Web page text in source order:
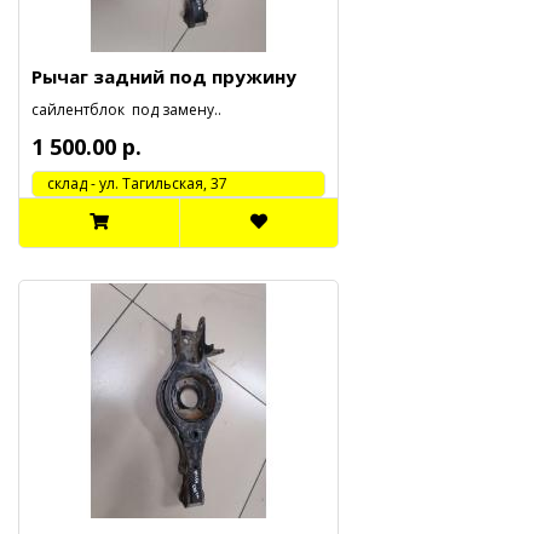
Рычаг задний под пружину
сайлентблок под замену..
1 500.00 р.
cклад - ул. Тагильская, 37